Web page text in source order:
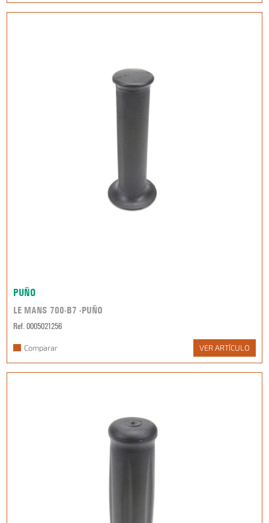
PUÑO
LE MANS 700-B7 -PUÑO
Ref. 0005021256
Comparar VER ARTÍCULO